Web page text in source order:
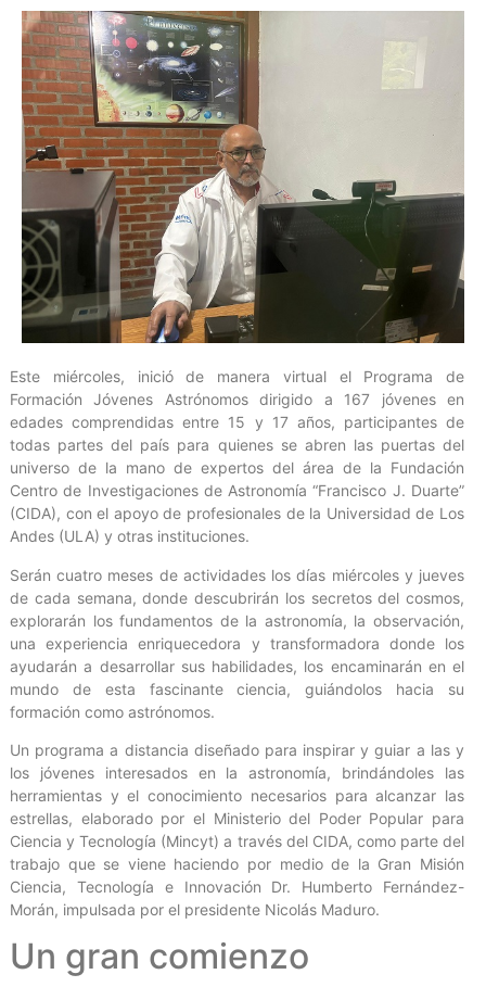
Este miércoles, inició de manera virtual el Programa de
Formación Jóvenes Astrónomos dirigido a 167 jóvenes en
edades comprendidas entre 15 y 17 años, participantes de
todas partes del país para quienes se abren las puertas del
universo de la mano de expertos del área de la Fundación
Centro de Investigaciones de Astronomía “Francisco J. Duarte”
(CIDA), con el apoyo de profesionales de la Universidad de Los
Andes (ULA) y otras instituciones.
Serán cuatro meses de actividades los días miércoles y jueves
de cada semana, donde descubrirán los secretos del cosmos,
explorarán los fundamentos de la astronomía, la observación,
una experiencia enriquecedora y transformadora donde los
ayudarán a desarrollar sus habilidades, los encaminarán en el
mundo de esta fascinante ciencia, guiándolos hacia su
formación como astrónomos.
Un programa a distancia diseñado para inspirar y guiar a las y
los jóvenes interesados en la astronomía, brindándoles las
herramientas y el conocimiento necesarios para alcanzar las
estrellas, elaborado por el Ministerio del Poder Popular para
Ciencia y Tecnología (Mincyt) a través del CIDA, como parte del
trabajo que se viene haciendo por medio de la Gran Misión
Ciencia, Tecnología e Innovación Dr. Humberto Fernández-
Morán, impulsada por el presidente Nicolás Maduro.
Un gran comienzo